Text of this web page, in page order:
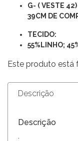
G- ( VESTE
39CM DE
TECIDO:
55%LINHO;
Este produto está
Descrição
Descrição
.